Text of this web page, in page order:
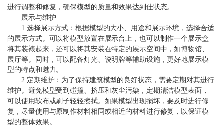
进行调整和修复，确保模型的质量和效果达到佳状态。
展示与维护
1.选择展示方式：根据模型的大小、用途和展示环境，选择合适
的展示方式。可以将模型放置在展示台上，也可以制作一个展示盒
将其装裱起来，还可以将其安装在特定的展示空间中，如博物馆、
展厅等。同时，可以配备灯光、说明牌等辅助设施，更好地展示模
型的特点和魅力。
2.定期维护：为了保持建筑模型的良好状态，需要定期对其进行
维护。避免模型受到碰撞、挤压和灰尘污染，定期清洁模型表面，
可以使用软布或刷子轻轻擦拭。如果模型出现损坏，要及时进行修
复，尽量使用与原制作材料相同或相近的材料进行修复，以保证模
型的整体效果。